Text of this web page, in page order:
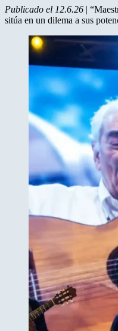
Publicado el 12.6.26 |
sitúa en un dilema a sus